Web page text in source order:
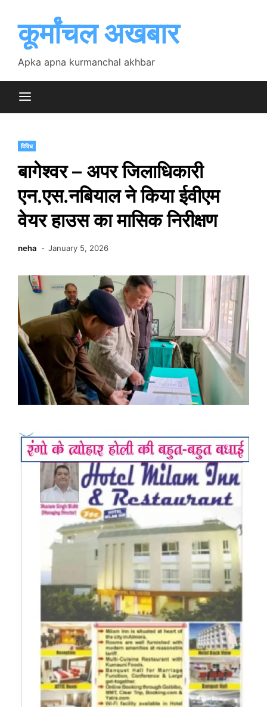
contentकूर्मांचल अखबार
Apka apna kurmanchal akhbar
विविध
बागेश्वर – अपर जिलाधिकारी
एन.एस.नबियाल ने किया ईवीएम
वेयर हाउस का मासिक निरीक्षण
neha January 5, 2026